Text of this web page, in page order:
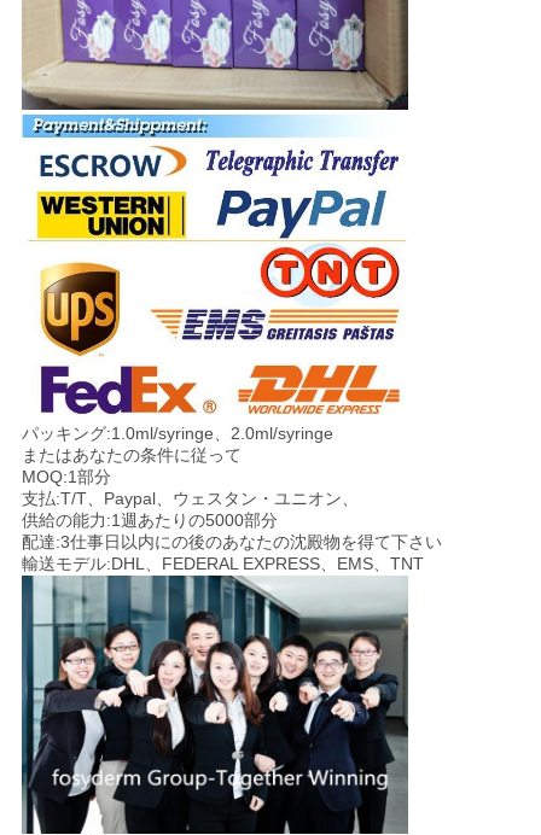
パッキング:1.0ml/syringe、2.0ml/syringe
またはあなたの条件に従って
MOQ:1部分
支払:T/T、Paypal、ウェスタン・ユニオン、
供給の能力:1週あたりの5000部分
配達:3仕事日以内にの後のあなたの沈殿物を得て下さい
輸送モデル:DHL、FEDERAL EXPRESS、EMS、TNT